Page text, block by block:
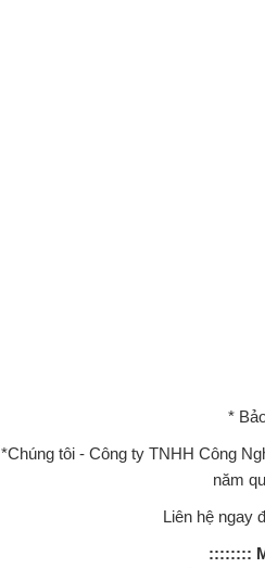
*
*Chúng tôi - Công ty TNHH Công
năm
Liên hệ ngay
::::::::